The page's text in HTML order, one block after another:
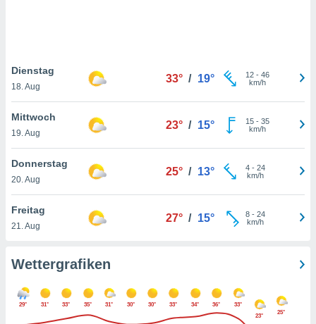
können
von
und
klicken.
und
Dienstag
18. Aug
33° / 19° 12- 46
km/h
Mittwoch
19. Aug
23° / 15° 15- 35
km/h
Donnerstag
20. Aug
25° / 13° 4- 24
km/h
Freitag
21. Aug
27° / 15° 8- 24
km/h
Wettergrafiken
29° 31° 33° 35° 31° 30° 30° 33° 34° 36°
33°
23°
25°